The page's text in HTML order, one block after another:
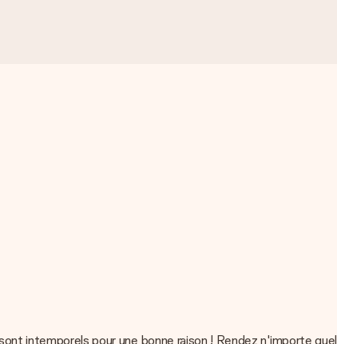
intemporels pour une bonne raison ! Rendez n'importe quel